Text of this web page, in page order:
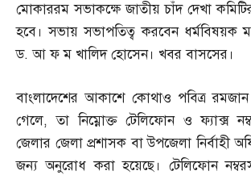
মোকাররম সভাকক্ষে জাতীয় চাঁদ দেখা
হবে। সভায় সভাপতিত্ব করবেন ধর্মবিষয়ক
ড.আ ফ ম খালিদ হোসেন। খবর বাসসের।
বাংলাদেশের আকাশে কোথাও পবিত্র
গেলে,তা নিম্নোক্ত টেলিফোন ও ফ্যাক্স
জেলার জেলা প্রশাসক বা উপজেলা নির্বাহী
জন্য অনুরোধ করা হয়েছে। টেলিফোন